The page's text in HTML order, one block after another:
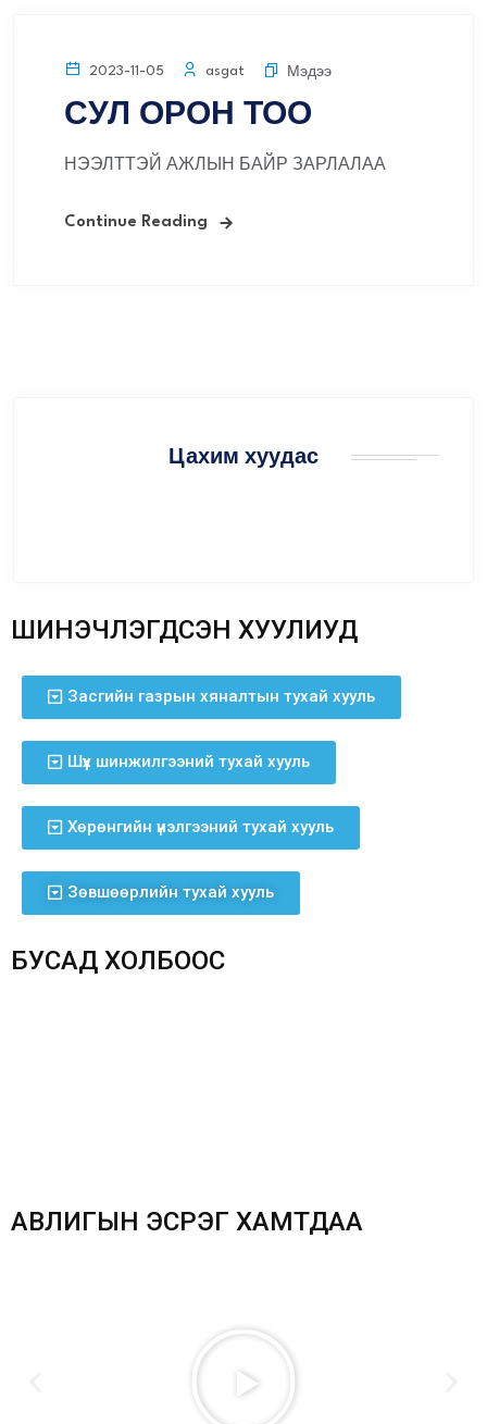
2023-11-05 asgat Мэдээ
СУЛ ОРОН ТОО
НЭЭЛТТЭЙ АЖЛЫН БАЙР ЗАРЛАЛАА
Continue Reading
Цахим хуудас
ШИНЭЧЛЭГДСЭН ХУУЛИУД
Засгийн газрын хяналтын тухай хууль
Шүүх шинжилгээний тухай хууль
Хөрөнгийн үнэлгээний тухай хууль
Зөвшөөрлийн тухай хууль
БУСАД ХОЛБООС
АВЛИГЫН ЭСРЭГ ХАМТДАА